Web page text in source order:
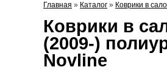
Главная » Каталог » Коврики в
Коврики в
(2009-)
Novline